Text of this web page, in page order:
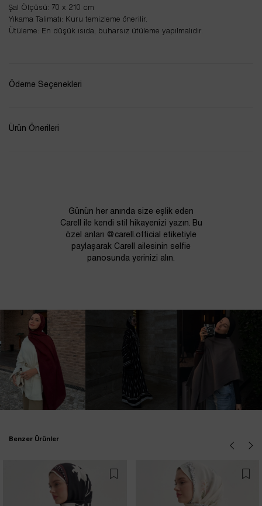
Şal Ölçüsü: 70 x 210 cm
Yıkama Talimatı: Kuru temizleme önerilir.
Ütüleme: En düşük ısıda, buharsız ütüleme yapılmalıdır.
Ödeme Seçenekleri
Ürün Önerileri
Günün her anında size eşlik eden
Carell ile kendi stil hikayenizi yazın. Bu
özel anları @carell.official etiketiyle
paylaşarak Carell ailesinin selfie
panosunda yerinizi alın.
Benzer Ürünler